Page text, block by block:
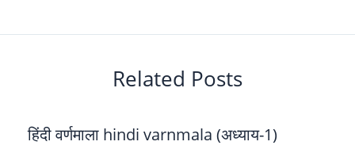
Related Posts
हिंदी वर्णमाला hindi varnmala (अध्याय-1)